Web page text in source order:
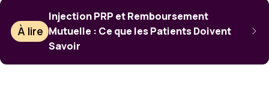
À lire
Injection PRP et Remboursement
Mutuelle : Ce que les Patients Doivent
Savoir